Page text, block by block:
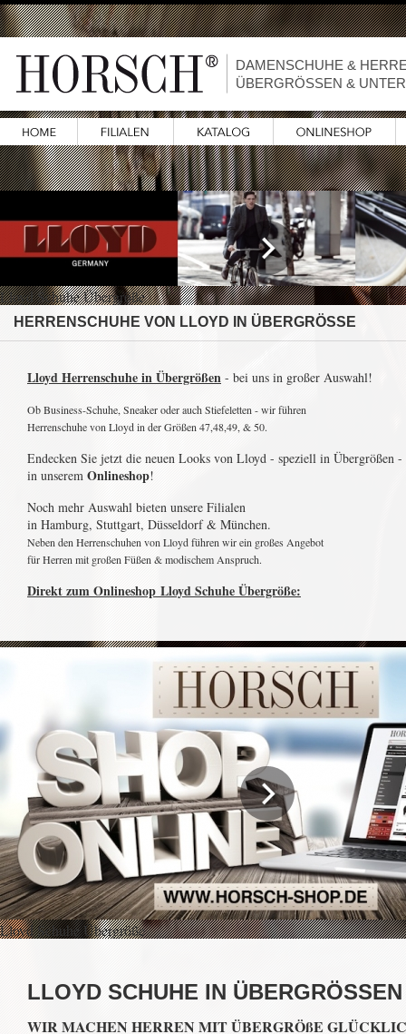
DAMENSCHUHE &
ÜBERGRÖSSEN &
Lloyd Schuhe Übergröße
HERRENSCHUHE VON LLOYD IN ÜBERGRÖSSE
Lloyd Herrenschuhe in Übergrößen - bei uns in großer Auswahl!
Ob Business-Schuhe, Sneaker oder auch Stiefeletten - wir führen
Herrenschuhe von Lloyd in der Größen 47,48,49, & 50.
Endecken Sie jetzt die neuen Looks von Lloyd - speziell in Übergrößen -
in unserem Onlineshop!
Noch mehr Auswahl bieten unsere Filialen
in Hamburg, Stuttgart, Düsseldorf & München.
Neben den Herrenschuhen von Lloyd führen wir ein großes Angebot
für Herren mit großen Füßen & modischem Anspruch.
Direkt zum Onlineshop Lloyd Schuhe Übergröße:
Lloyd Schuhe Übergröße
LLOYD SCHUHE IN ÜBERGRÖSSEN
WIR MACHEN HERREN MIT ÜBERGRÖßE